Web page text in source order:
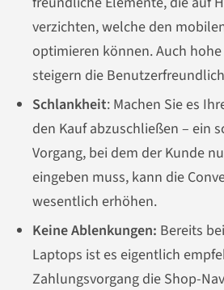
verzichten, welche den
optimieren können. Auch
steigern die
Schlankheit: Machen Sie es
den Kauf abzuschließen – ein
Vorgang, bei dem der Kunde
eingeben muss, kann die
wesentlich erhöhen.
Keine Ablenkungen: Bereits
Laptops ist es eigentlich
Zahlungsvorgang die Shop-